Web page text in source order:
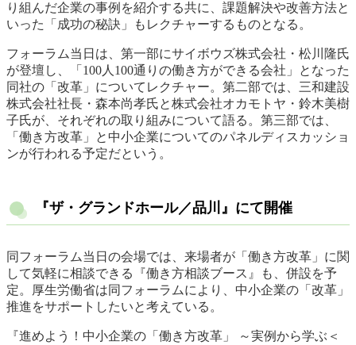
り組んだ企業の事例を紹介する共に、課題解決や改善方法と
いった「成功の秘訣」もレクチャーするものとなる。
フォーラム当日は、第一部にサイボウズ株式会社・松川隆氏
が登壇し、「100人100通りの働き方ができる会社」となった
同社の「改革」についてレクチャー。第二部では、三和建設
株式会社社長・森本尚孝氏と株式会社オカモトヤ・鈴木美樹
子氏が、それぞれの取り組みについて語る。第三部では、
「働き方改革」と中小企業についてのパネルディスカッショ
ンが行われる予定だという。
『ザ・グランドホール／品川』にて開催
同フォーラム当日の会場では、来場者が「働き方改革」に関
して気軽に相談できる『働き方相談ブース』も、併設を予
定。厚生労働省は同フォーラムにより、中小企業の「改革」
推進をサポートしたいと考えている。
『進めよう！中小企業の「働き方改革」 ～実例から学ぶ＜